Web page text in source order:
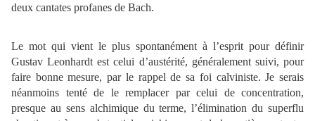
deux cantates profanes de Bach.
Le mot qui vient le plus spontanément à l’esprit pour définir
Gustav Leonhardt est celui d’austérité, généralement suivi, pour
faire bonne mesure, par le rappel de sa foi calviniste. Je serais
néanmoins tenté de le remplacer par celui de concentration,
presque au sens alchimique du terme, l’élimination du superflu